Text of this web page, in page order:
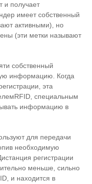
и получает
имеет собственный
активными), но
(эти метки называют
собственный
информацию. Когда
эта
специальным
информацию в
для передачи
необходимую
регистрации
меньше, сильно
и находится в